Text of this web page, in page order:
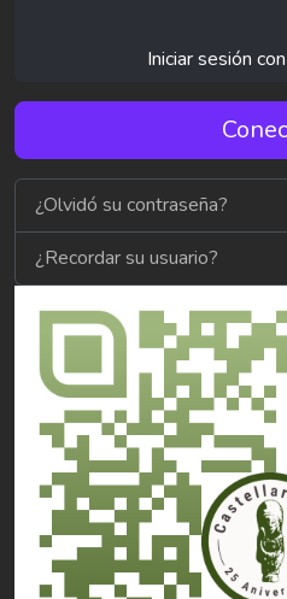
Iniciar sesión
¿Olvidó su contraseña?
¿Recordar su usuario?